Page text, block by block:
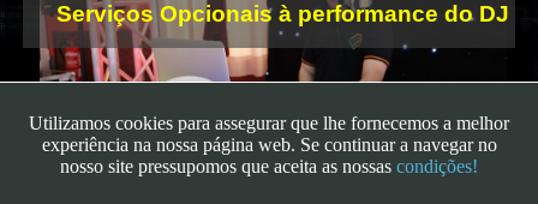
Serviços Opcionais à performance do DJ
Utilizamos cookies para assegurar que lhe fornecemos a melhor
experiência na nossa página web. Se continuar a navegar no
nosso site pressupomos que aceita as nossas condições!